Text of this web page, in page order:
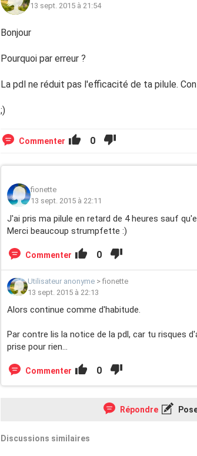
13 sept. 2015 à 21:54
Bonjour
Pourquoi par erreur ?
La pdl ne réduit pas l'efficacité de ta pilule.
;)
Commenter 0
fionette
13 sept. 2015 à 22:11
J'ai pris ma pilule en retard de 4 heures sauf
Merci beaucoup strumpfette :)
Commenter 0
Utilisateur anonyme >fionette
13 sept. 2015 à 22:13
Alors continue comme d'habitude.
Par contre lis la notice de la pdl, car tu risques
prise pour rien...
Commenter 0
Répondre
Discussions similaires